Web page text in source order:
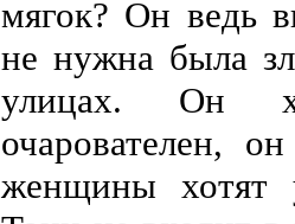
мягок? Он ведь
не нужна была
улицах. Он
очарователен,
женщины